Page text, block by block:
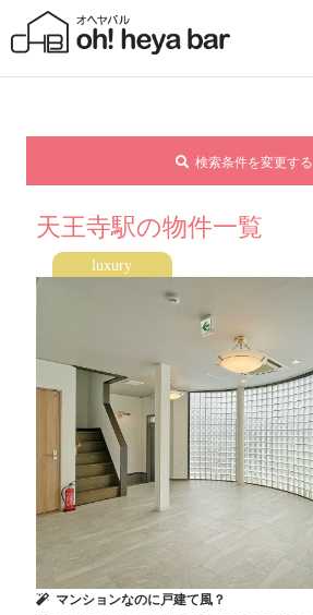
検索条件を変更する
天王寺駅の物件一覧
luxury
マンションなのに戸建て風？